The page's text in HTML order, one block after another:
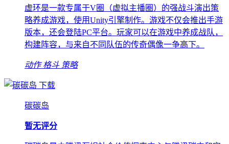
虚环是一款专属于V圈（虚拟主播圈）的强战斗演出策
略养成游戏，使用Unity引擎制作。游戏不仅会推出手游
版本，还会登陆PC平台。玩家可以在游戏中养成战队，
构建阵容，与来自不同队伍的传奇偶像一争高下。
动作 格斗 策略
下载
碳碳岛
暂无评分